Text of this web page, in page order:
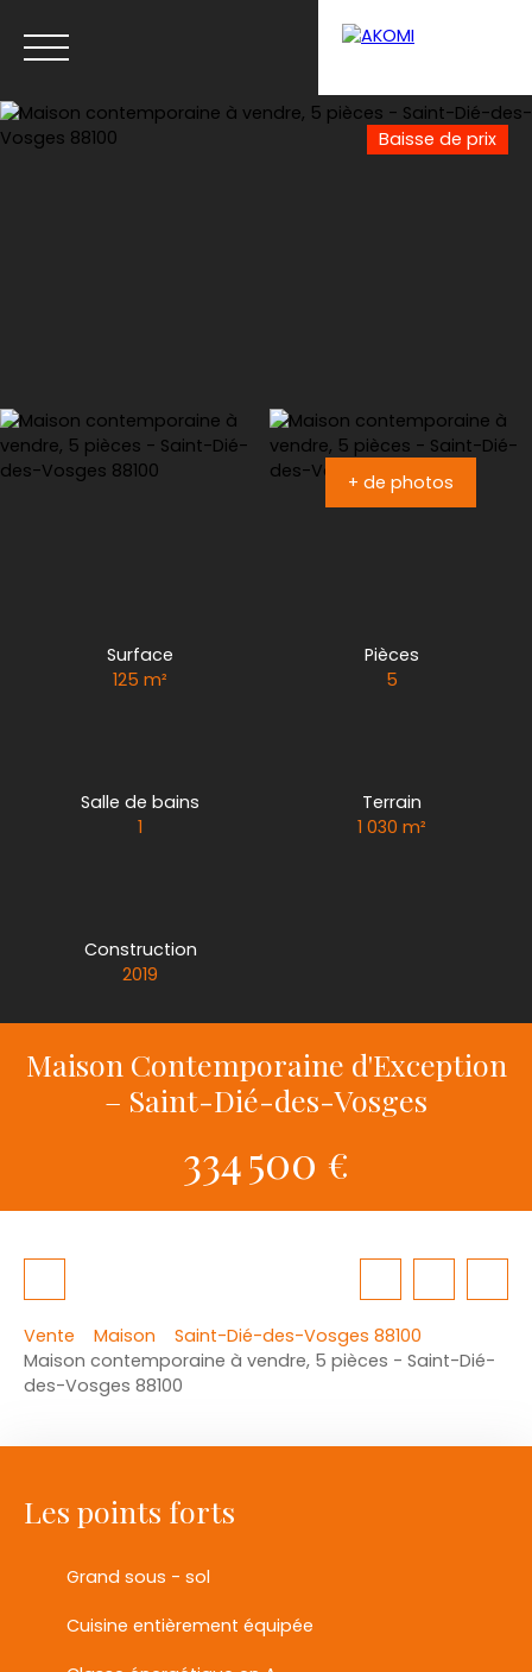
Menu Baisse de prix
+ de photos
Surface
125m²
Pièces
5
Salle de bains
1
Terrain
1 030 m²
Construction
2019
Maison Contemporaine d'Exception
– Saint-Dié-des-Vosges
334 500 €
Vente Maison
Saint-Dié-des-Vosges 88100
Maison contemporaine à vendre, 5 pièces - Saint-Dié-
des-Vosges 88100
Les points forts
Grand sous - sol
Cuisine entièrement équipée